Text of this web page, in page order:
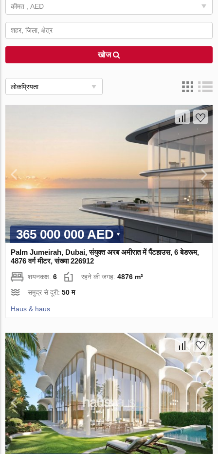
कीमत , AED
खोज
लोकप्रियता
365 000 000 AED
Palm Jumeirah, Dubai, संयुक्त अरब अमीरात में पैंटहाउस, 6 बेडरूम,
4876 वर्ग मीटर, संख्या 226912
शयनकक्ष:6 रहने की जगह:4876 m²
समुद्र से दूरी:50 म
Haus & haus